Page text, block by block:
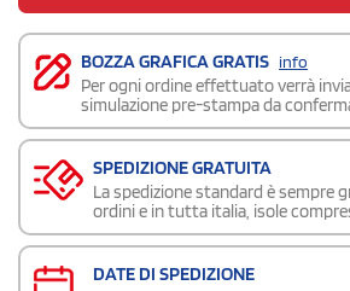
BOZZA GRAFICA GRATIS info
Per ogni ordine effettuato verrà
simulazione pre-stampa da
SPEDIZIONE GRATUITA
La spedizione standard è sempre
ordini e in tutta italia, isole
DATE DI SPEDIZIONE